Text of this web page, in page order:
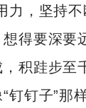
力，坚持
得要深要
积跬步至
钉钉子”那